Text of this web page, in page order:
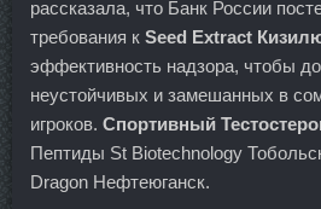
рассказала, что Банк России
требования к Seed Extract
эффективность надзора, чтобы
неустойчивых и замешанных в
игроков. Спортивный
Пептиды St Biotechnology
Dragon Нефтеюганск.